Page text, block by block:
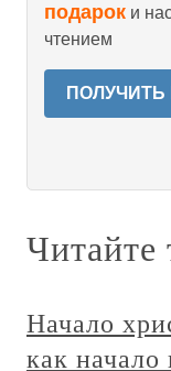
подарок и
чтением
Читайте
Начало
как начало